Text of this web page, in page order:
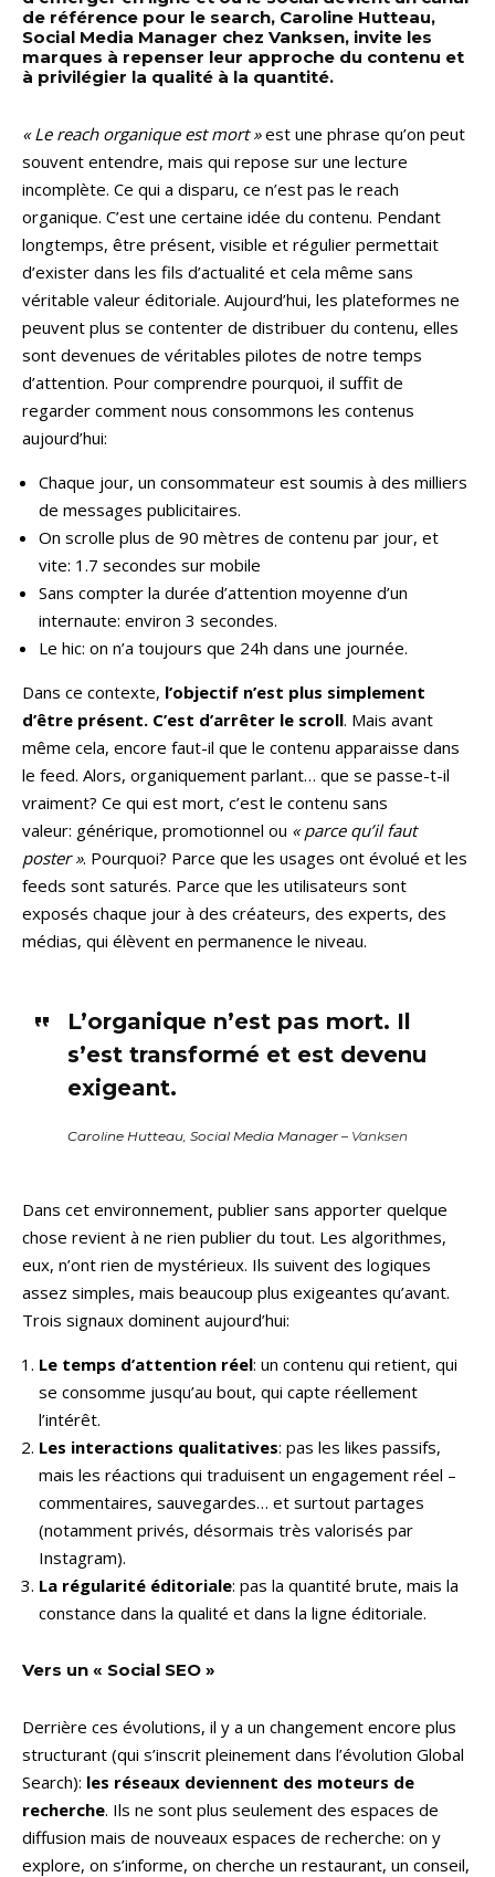
de référence pour le search, Caroline Hutteau,
Social Media Manager chez Vanksen, invite les
marques à repenser leur approche du contenu et
à privilégier la qualité à la quantité.
« Le reach organique est mort »est une phrase qu’on peut
souvent entendre, mais qui repose sur une lecture
incomplète. Ce qui a disparu, ce n’est pas le reach
organique. C’est une certaine idée du contenu. Pendant
longtemps, être présent, visible et régulier permettait
d’exister dans les fils d’actualité et cela même sans
véritable valeur éditoriale. Aujourd’hui, les plateformes ne
peuvent plus se contenter de distribuer du contenu, elles
sont devenues de véritables pilotes de notre temps
d’attention. Pour comprendre pourquoi, il suffit de
regarder comment nous consommons les contenus
aujourd’hui:
Chaque jour, un consommateur est soumis à des milliers
de messages publicitaires.
On scrolle plus de 90 mètres de contenu par jour, et
vite: 1.7 secondes sur mobile
Sans compter la durée d’attention moyenne d’un
internaute: environ 3 secondes.
Le hic: on n’a toujours que 24h dans une journée.
Dans ce contexte, l’objectif n’est plus simplement
d’être présent. C’est d’arrêter le scroll. Mais avant
même cela, encore faut-il que le contenu apparaisse dans
le feed. Alors, organiquement parlant… que se passe-t-il
vraiment? Ce qui est mort, c’est le contenu sans
valeur: générique, promotionnel ou « parce qu’il faut
poster ». Pourquoi? Parce que les usages ont évolué et les
feeds sont saturés. Parce que les utilisateurs sont
exposés chaque jour à des créateurs, des experts, des
médias, qui élèvent en permanence le niveau.
L’organique n’est pas mort. Il
s’est transformé et est devenu
exigeant.
Caroline Hutteau, Social Media Manager – Vanksen
Dans cet environnement, publier sans apporter quelque
chose revient à ne rien publier du tout. Les algorithmes,
eux, n’ont rien de mystérieux. Ils suivent des logiques
assez simples, mais beaucoup plus exigeantes qu’avant.
Trois signaux dominent aujourd’hui:
Le temps d’attention réel: un contenu qui retient, qui
se consomme jusqu’au bout, qui capte réellement
l’intérêt.
Les interactions qualitatives: pas les likes passifs,
mais les réactions qui traduisent un engagement réel –
commentaires, sauvegardes… et surtout partages
(notamment privés, désormais très valorisés par
Instagram).
La régularité éditoriale: pas la quantité brute, mais la
constance dans la qualité et dans la ligne éditoriale.
Vers un « Social SEO »
Derrière ces évolutions, il y a un changement encore plus
structurant (qui s’inscrit pleinement dans l’évolution Global
Search): les réseaux deviennent des moteurs de
recherche. Ils ne sont plus seulement des espaces de
diffusion mais de nouveaux espaces de recherche: on y
explore, on s’informe, on cherche un restaurant, un conseil,